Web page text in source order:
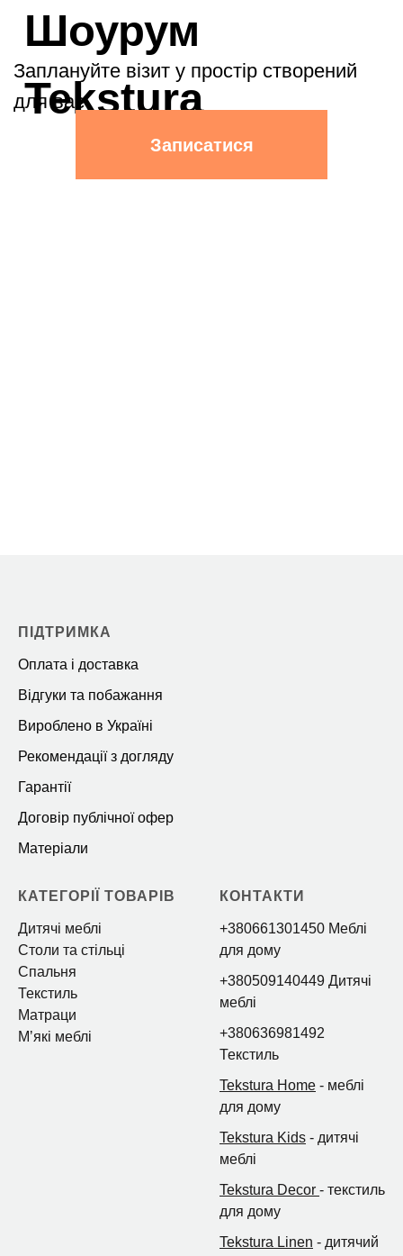
ПІДТРИМКА
Оплата і доставка
Відгуки та побажання
Вироблено в Україні
Рекомендації з догляду
Гарантії
Договір публічної офер
Матеріали
КАТЕГОРІЇ ТОВАРІВ
Дитячі меблі
Столи та стільці
Спальня
Текстиль
Матраци
Мʼякі меблі
КОНТАКТИ
+380661301450 Меблі
для дому
+380509140449 Дитячі
меблі
+380636981492
Текстиль
Tekstura Home - меблі
для дому
Tekstura Kids - дитячі
меблі
Tekstura Decor - текстиль
для дому
Tekstura Linen - дитячий